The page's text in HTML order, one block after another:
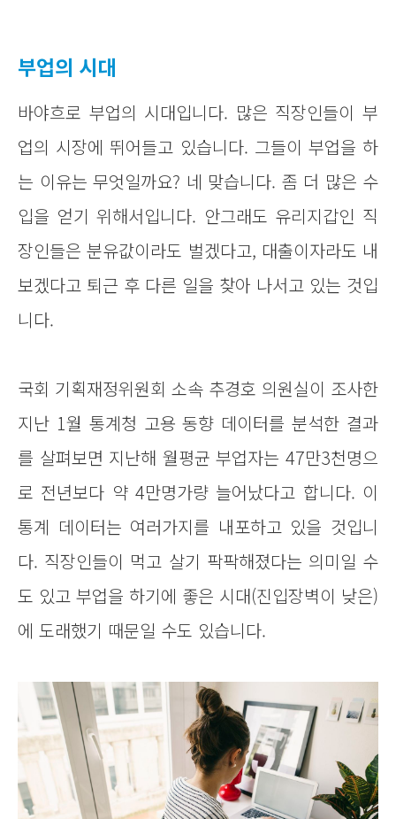
부업의 시대
바야흐로 부업의 시대입니다. 많은 직장인들이 부
업의 시장에 뛰어들고 있습니다. 그들이 부업을 하
는 이유는 무엇일까요? 네 맞습니다. 좀 더 많은 수
입을 얻기 위해서입니다. 안그래도 유리지갑인 직
장인들은 분유값이라도 벌겠다고, 대출이자라도 내
보겠다고 퇴근 후 다른 일을 찾아 나서고 있는 것입
니다.
국회 기획재정위원회 소속 추경호 의원실이 조사한
지난 1월 통계청 고용 동향 데이터를 분석한 결과
를 살펴보면 지난해 월평균 부업자는 47만3천명으
로 전년보다 약 4만명가량 늘어났다고 합니다. 이
통계 데이터는 여러가지를 내포하고 있을 것입니
다. 직장인들이 먹고 살기 팍팍해졌다는 의미일 수
도 있고 부업을 하기에 좋은 시대(진입장벽이 낮은)
에 도래했기 때문일 수도 있습니다.